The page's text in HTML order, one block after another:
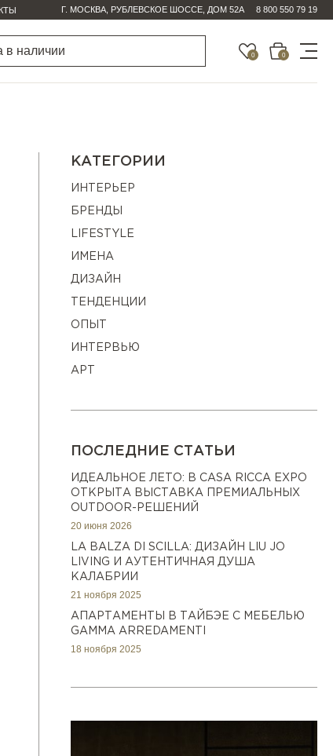
Г. МОСКВА, РУБЛЕВСКОЕ ШОССЕ, ДОМ 52А 8 800 550 79 19
0 0
КАТЕГОРИИ
ИНТЕРЬЕР
БРЕНДЫ
LIFESTYLE
ИМЕНА
ДИЗАЙН
ТЕНДЕНЦИИ
ОПЫТ
ИНТЕРВЬЮ
АРТ
ПОСЛЕДНИЕ СТАТЬИ
ИДЕАЛЬНОЕ ЛЕТО: В CASA RICCA EXPO
ОТКРЫТА ВЫСТАВКА ПРЕМИАЛЬНЫХ
OUTDOOR-РЕШЕНИЙ
20 июня 2026
LA BALZA DI SCILLA: ДИЗАЙН LIU JO
LIVING И АУТЕНТИЧНАЯ ДУША
КАЛАБРИИ
21 ноября 2025
АПАРТАМЕНТЫ В ТАЙБЭЕ С МЕБЕЛЬЮ
GAMMA ARREDAMENTI
18 ноября 2025